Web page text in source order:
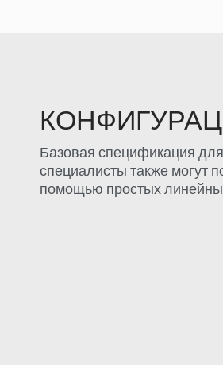
Базовая спецификация
специалисты также могут
помощью простых